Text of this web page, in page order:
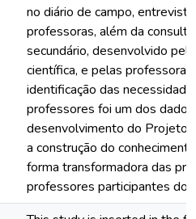
no diário de campo,
professoras, além da
secundário, desenvolvido
científica, e pelas
identificação das
professores foi um dos
desenvolvimento do Projeto
a construção do
forma transformadora das
professores participantes do